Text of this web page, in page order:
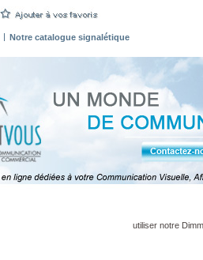
Notre catalogue signalétique
utiliser notre